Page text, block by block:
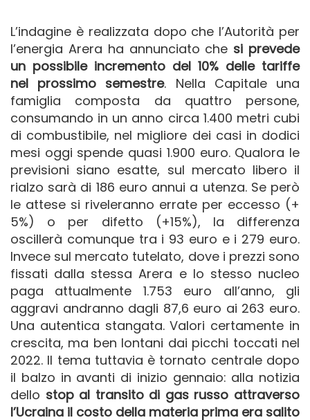
L’indagine è realizzata dopo che l’Autorità per
l’energia Arera ha annunciato che si prevede
un possibile incremento del 10% delle tariffe
nel prossimo semestre. Nella Capitale una
famiglia composta da quattro persone,
consumando in un anno circa 1.400 metri cubi
di combustibile, nel migliore dei casi in dodici
mesi oggi spende quasi 1.900 euro. Qualora le
previsioni siano esatte, sul mercato libero il
rialzo sarà di 186 euro annui a utenza. Se però
le attese si riveleranno errate per eccesso (+
5%) o per difetto (+15%), la differenza
oscillerà comunque tra i 93 euro e i 279 euro.
Invece sul mercato tutelato, dove i prezzi sono
fissati dalla stessa Arera e lo stesso nucleo
paga attualmente 1.753 euro all’anno, gli
aggravi andranno dagli 87,6 euro ai 263 euro.
Una autentica stangata. Valori certamente in
crescita, ma ben lontani dai picchi toccati nel
2022. Il tema tuttavia è tornato centrale dopo
il balzo in avanti di inizio gennaio: alla notizia
dello stop al transito di gas russo attraverso
l’Ucraina il costo della materia prima era salito